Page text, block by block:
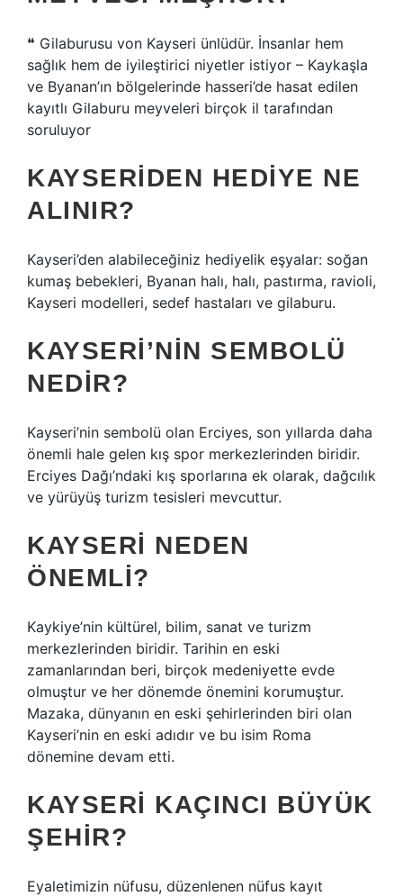
❝ Gilaburusu von Kayseri ünlüdür. İnsanlar hem
sağlık hem de iyileştirici niyetler istiyor – Kaykaşla
ve Byanan’ın bölgelerinde hasseri’de hasat edilen
kayıtlı Gilaburu meyveleri birçok il tarafından
soruluyor
KAYSERIDEN HEDIYE NE
ALINIR?
Kayseri’den alabileceğiniz hediyelik eşyalar: soğan
kumaş bebekleri, Byanan halı, halı, pastırma, ravioli,
Kayseri modelleri, sedef hastaları ve gilaburu.
KAYSERI’NIN SEMBOLÜ
NEDIR?
Kayseri’nin sembolü olan Erciyes, son yıllarda daha
önemli hale gelen kış spor merkezlerinden biridir.
Erciyes Dağı’ndaki kış sporlarına ek olarak, dağcılık
ve yürüyüş turizm tesisleri mevcuttur.
KAYSERI NEDEN
ÖNEMLI?
Kaykiye’nin kültürel, bilim, sanat ve turizm
merkezlerinden biridir. Tarihin en eski
zamanlarından beri, birçok medeniyette evde
olmuştur ve her dönemde önemini korumuştur.
Mazaka, dünyanın en eski şehirlerinden biri olan
Kayseri’nin en eski adıdır ve bu isim Roma
dönemine devam etti.
KAYSERI KAÇINCI BÜYÜK
ŞEHIR?
Eyaletimizin nüfusu, düzenlenen nüfus kayıt